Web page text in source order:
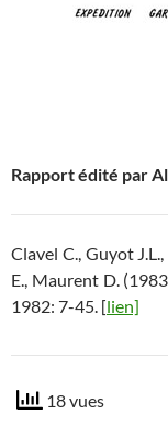
Rapport édité par
Clavel C., Guyot
E., Maurent D.
1982: 7-45. [lien]
18 vues